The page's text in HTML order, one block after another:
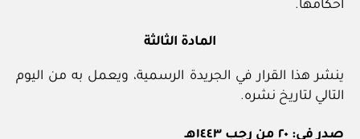
أحكامها.
المادة الثالثة
ينشر هذا القرار في الجريدة الرسمية، ويعمل به من اليوم
التالي لتاريخ نشره.
صدر في: ٢٠ من رجب ١٤٤٣هـ